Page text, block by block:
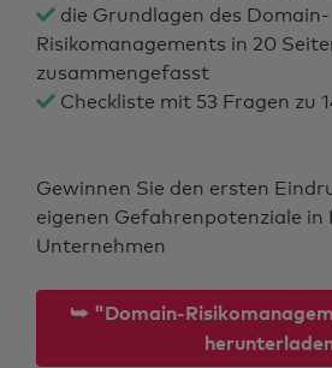
die Grundlagen des Domain-
Risikomanagements in 20
zusammengefasst
Checkliste mit 53 Fragen zu
Gewinnen Sie den ersten
eigenen Gefahrenpotenziale in
Unternehmen
⮩ "Domain-